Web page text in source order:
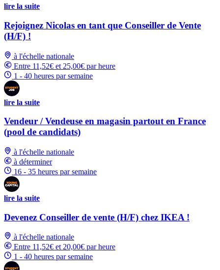
lire la suite
Rejoignez Nicolas en tant que Conseiller de Vente
(H/F) !
à l'échelle nationale
Entre 11,52€ et 25,00€ par heure
1 - 40 heures par semaine
lire la suite
Vendeur / Vendeuse en magasin partout en France
(pool de candidats)
à l'échelle nationale
à déterminer
16 - 35 heures par semaine
lire la suite
Devenez Conseiller de vente (H/F) chez IKEA !
à l'échelle nationale
Entre 11,52€ et 20,00€ par heure
1 - 40 heures par semaine